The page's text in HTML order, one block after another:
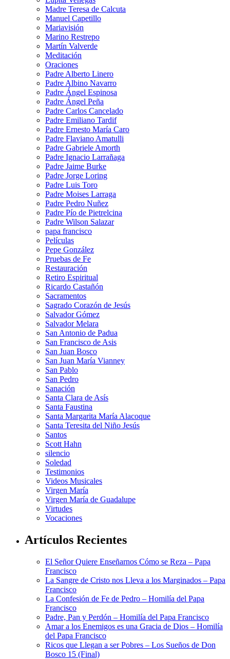
Madre Teresa de Calcuta
Manuel Capetillo
Mariavisión
Marino Restrepo
Martín Valverde
Meditación
Oraciones
Padre Alberto Linero
Padre Albino Navarro
Padre Ángel Espinosa
Padre Ángel Peña
Padre Carlos Cancelado
Padre Emiliano Tardif
Padre Ernesto María Caro
Padre Flaviano Amatulli
Padre Gabriele Amorth
Padre Ignacio Larrañaga
Padre Jaime Burke
Padre Jorge Loring
Padre Luis Toro
Padre Moises Larraga
Padre Pedro Nuñez
Padre Pío de Pietrelcina
Padre Wilson Salazar
papa francisco
Películas
Pepe González
Pruebas de Fe
Restauración
Retiro Espiritual
Ricardo Castañón
Sacramentos
Sagrado Corazón de Jesús
Salvador Gómez
Salvador Melara
San Antonio de Padua
San Francisco de Asis
San Juan Bosco
San Juan María Vianney
San Pablo
San Pedro
Sanación
Santa Clara de Asís
Santa Faustina
Santa Margarita María Alacoque
Santa Teresita del Niño Jesús
Santos
Scott Hahn
silencio
Soledad
Testimonios
Videos Musicales
Virgen María
Virgen María de Guadalupe
Virtudes
Vocaciones
Artículos Recientes
El Señor Quiere Enseñarnos Cómo se Reza – Papa
Francisco
La Sangre de Cristo nos Lleva a los Marginados – Papa
Francisco
La Confesión de Fe de Pedro – Homilía del Papa
Francisco
Padre, Pan y Perdón – Homilía del Papa Francisco
Amar a los Enemigos es una Gracia de Dios – Homilía
del Papa Francisco
Ricos que Llegan a ser Pobres – Los Sueños de Don
Bosco 15 (Final)